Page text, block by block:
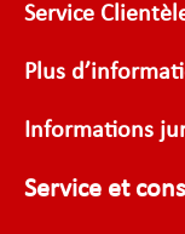
Service
Plus
Informations
Service et